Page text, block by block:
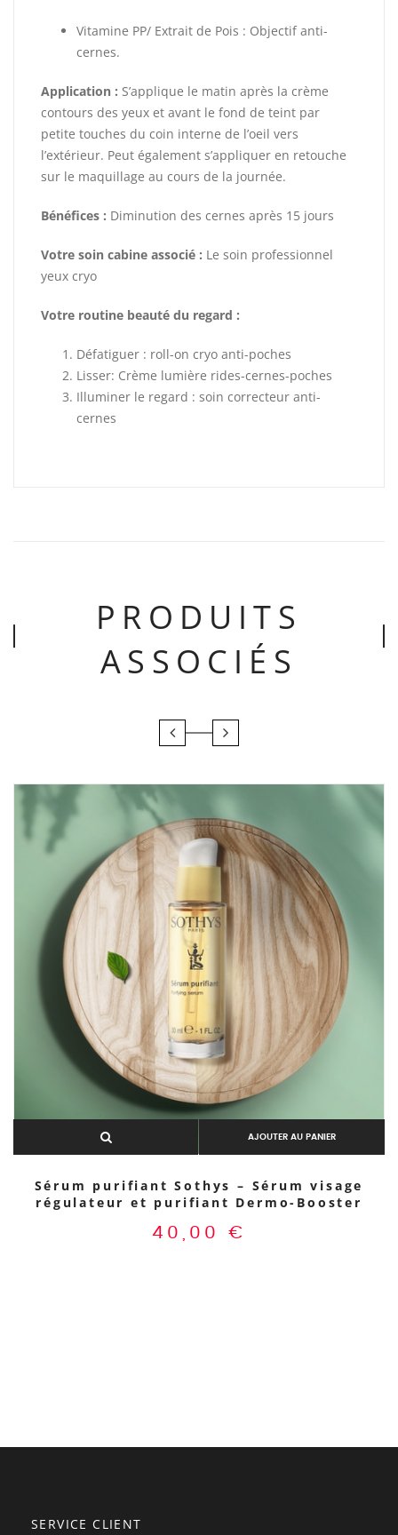
Vitamine PP/ Extrait de Pois : Objectif anti-
cernes.
Application : S’applique le matin après la crème
contours des yeux et avant le fond de teint par
petite touches du coin interne de l’oeil vers
l’extérieur. Peut également s’appliquer en retouche
sur le maquillage au cours de la journée.
Bénéfices : Diminution des cernes après 15 jours
Votre soin cabine associé : Le soin professionnel
yeux cryo
Votre routine beauté du regard :
Défatiguer : roll-on cryo anti-poches
Lisser: Crème lumière rides-cernes-poches
Illuminer le regard : soin correcteur anti-
cernes
PRODUITS
ASSOCIÉS
AJOUTER AU PANIER
Sérum purifiant Sothys – Sérum visage
régulateur et purifiant Dermo-Booster
40,00 €
SERVICE CLIENT